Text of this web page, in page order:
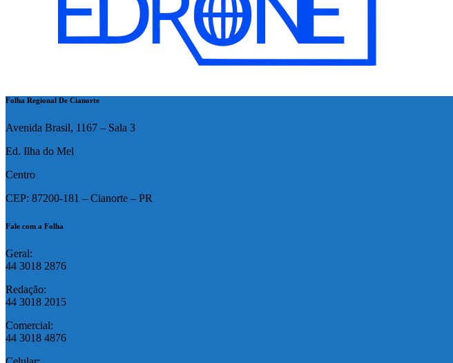
Folha Regional De Cianorte
Avenida Brasil, 1167 – Sala 3
Ed. Ilha do Mel
Centro
CEP: 87200-181 – Cianorte – PR
Fale com a Folha
Geral:
44 3018 2876
Redação:
44 3018 2015
Comercial:
44 3018 4876